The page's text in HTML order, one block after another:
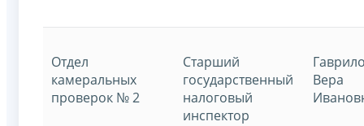
Отдел
камеральных
проверок № 2
Старший
государственный
налоговый
инспектор
Вера